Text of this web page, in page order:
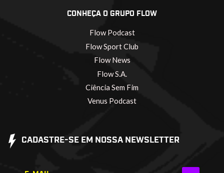
CONHEÇA O GRUPO FLOW
Flow Podcast
Flow Sport Club
Flow News
Flow S.A.
Ciência Sem Fim
Venus Podcast
CADASTRE-SE EM NOSSA NEWSLETTER